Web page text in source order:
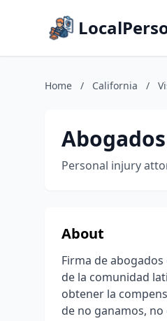
Home / California /
Personal injury
About
Firma de
de la comunidad
obtener la
de no ganamos,